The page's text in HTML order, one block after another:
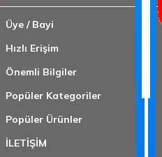
Üye / Bayi
Hızlı Erişim
Önemli Bilgiler
Popüler Kategoriler
Popüler Ürünler
İLETİŞİM